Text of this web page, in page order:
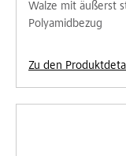
Walze mit äußerst
Polyamidbezug
Zu den